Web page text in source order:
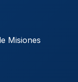
Misiones